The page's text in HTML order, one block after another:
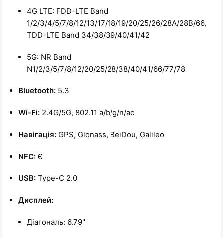
4G LTE: FDD-LTE Band
1/2/3/4/5/7/8/12/13/17/18/19/20/25/26/28A/28B/66,
TDD-LTE Band 34/38/39/40/41/42
5G: NR Band
N1/2/3/5/7/8/12/20/25/28/38/40/41/66/77/78
Bluetooth: 5.3
Wi-Fi: 2.4G/5G, 802.11 a/b/g/n/ac
Навігація: GPS, Glonass, BeiDou, Galileo
NFC: Є
USB: Type-C 2.0
Дисплей:
Діагональ: 6.79"